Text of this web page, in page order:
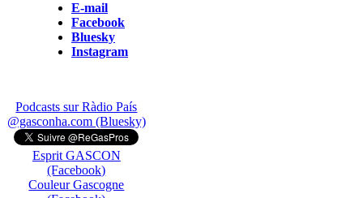
E-mail
Facebook
Bluesky
Instagram
Podcasts sur Ràdio País
@gasconha.com (Bluesky)
Esprit GASCON
(Facebook)
Couleur Gascogne